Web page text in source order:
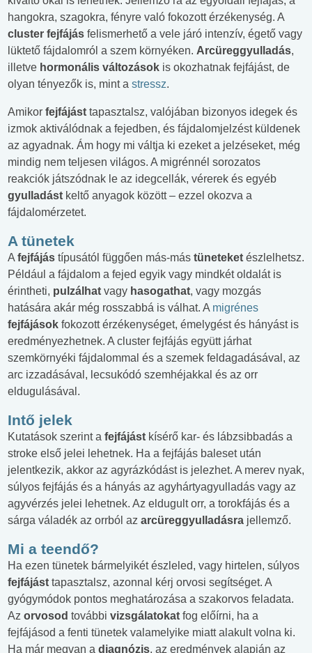
hangokra, szagokra, fényre való fokozott érzékenység. A
cluster fejfájás felismerhető a vele járó intenzív, égető vagy
lüktető fájdalomról a szem környéken. Arcüreggyulladás,
illetve hormonális változások is okozhatnak fejfájást, de
olyan tényezők is, mint a stressz.
Amikor fejfájást tapasztalsz, valójában bizonyos idegek és
izmok aktiválódnak a fejedben, és fájdalomjelzést küldenek
az agyadnak. Ám hogy mi váltja ki ezeket a jelzéseket, még
mindig nem teljesen világos. A migrénnél sorozatos
reakciók játszódnak le az idegcellák, vérerek és egyéb
gyulladást keltő anyagok között – ezzel okozva a
fájdalomérzetet.
A tünetek
A fejfájás típusától függően más-más tüneteket észlelhetsz.
Például a fájdalom a fejed egyik vagy mindkét oldalát is
érintheti, pulzálhat vagy hasogathat, vagy mozgás
hatására akár még rosszabbá is válhat. A migrénes
fejfájások fokozott érzékenységet, émelygést és hányást is
eredményezhetnek. A cluster fejfájás együtt járhat
szemkörnyéki fájdalommal és a szemek feldagadásával, az
arc izzadásával, lecsukódó szemhéjakkal és az orr
eldugulásával.
Intő jelek
Kutatások szerint a fejfájást kísérő kar- és lábzsibbadás a
stroke első jelei lehetnek. Ha a fejfájás baleset után
jelentkezik, akkor az agyrázkódást is jelezhet. A merev nyak,
súlyos fejfájás és a hányás az agyhártyagyulladás vagy az
agyvérzés jelei lehetnek. Az eldugult orr, a torokfájás és a
sárga váladék az orrból az arcüreggyulladásra jellemző.
Mi a teendő?
Ha ezen tünetek bármelyikét észleled, vagy hirtelen, súlyos
fejfájást tapasztalsz, azonnal kérj orvosi segítséget. A
gyógymódok pontos meghatározása a szakorvos feladata.
Az orvosod további vizsgálatokat fog előírni, ha a
fejfájásod a fenti tünetek valamelyike miatt alakult volna ki.
Ha már megvan a diagnózis, az eredmények alapján az